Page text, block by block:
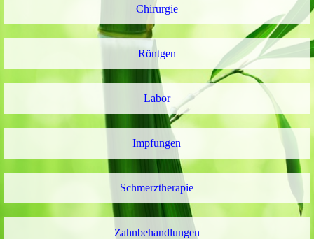
Chirurgie
Röntgen
Labor
Impfungen
Schmerztherapie
Zahnbehandlungen